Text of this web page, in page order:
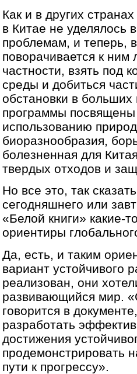
Как и в других
в Китае не уделялось
проблемам, и теперь,
поворачивается к
частности, взять под
среды и добиться
обстановки в
программы
использованию
биоразнообразия,
болезненная для
твердых отходов и
Но все это, так
сегодняшнего или
«Белой книги» какие-
ориентиры
Да, есть, и таким
вариант устойчивого
реализован, они
развивающийся мир.
говорится в
разработать
достижения
продемонстрировать
пути к прогрессу».